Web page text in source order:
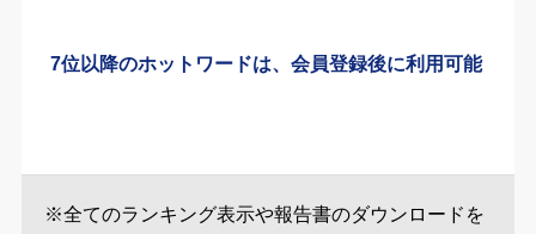
7位以降のホットワードは、会員登録後に利用可能
※全てのランキング表示や報告書のダウンロードを